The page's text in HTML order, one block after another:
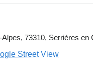
73310, Serrières
Street View